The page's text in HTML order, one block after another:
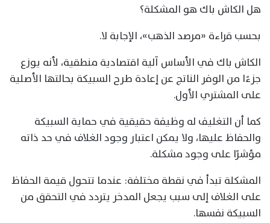
هل الكاش باك هو المشكلة؟
بحسب قراءة «مرصد الذهب»، الإجابة لا.
الكاش باك في الأساس آلية اقتصادية منطقية، لأنه يوزع
جزءًا من الوفر الناتج عن إعادة طرح السبيكة بحالتها الأصلية
على المشتري الأول.
كما أن التغليف له وظيفة حقيقية في حماية السبيكة
والحفاظ عليها، ولا يمكن اعتبار وجود الغلاف في حد ذاته
مؤشرًا على وجود مشكلة.
المشكلة تبدأ في نقطة مختلفة: عندما تتحول قيمة الحفاظ
على الغلاف إلى سبب يجعل المدخر يتردد في التحقق من
السبيكة نفسها.